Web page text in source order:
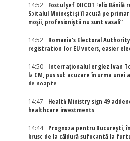
14:52
Fostul șef DIICOT Felix
Spitalul Moinești și îl acuză pe
moșii, profesioniștii nu sunt vasali”
14:52
Romania's Electoral
registration for EU voters, easier
14:50
Internaţionalul englez Ivan
la CM, pus sub acuzare în urma unei
de noapte
14:47
Health Ministry sign 49
healthcare investments
14:44
Prognoza pentru București,
brusc de la căldură sufocantă la